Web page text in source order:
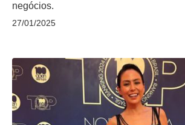
negócios.
27/01/2025